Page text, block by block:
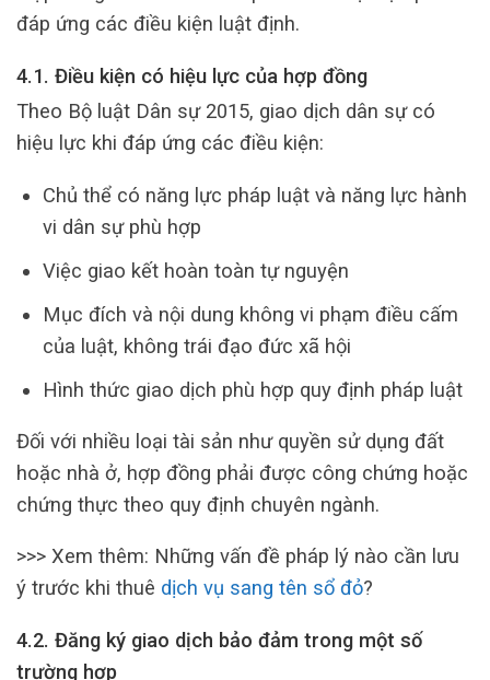
đáp ứng các điều kiện luật định.
4.1. Điều kiện có hiệu lực của hợp đồng
Theo Bộ luật Dân sự 2015, giao dịch dân sự có
hiệu lực khi đáp ứng các điều kiện:
Chủ thể có năng lực pháp luật và năng lực hành
vi dân sự phù hợp
Việc giao kết hoàn toàn tự nguyện
Mục đích và nội dung không vi phạm điều cấm
của luật, không trái đạo đức xã hội
Hình thức giao dịch phù hợp quy định pháp luật
Đối với nhiều loại tài sản như quyền sử dụng đất
hoặc nhà ở, hợp đồng phải được công chứng hoặc
chứng thực theo quy định chuyên ngành.
>>> Xem thêm: Những vấn đề pháp lý nào cần lưu
ý trước khi thuê dịch vụ sang tên sổ đỏ?
4.2. Đăng ký giao dịch bảo đảm trong một số
trường hợp